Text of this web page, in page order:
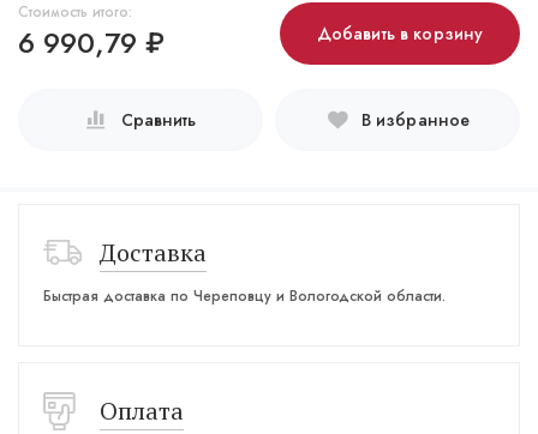
Стоимость итого:
6 990,79 ₽ Добавить в корзину
Сравнить В избранное
Доставка
Быстрая доставка по Череповцу и Вологодской области.
Оплата